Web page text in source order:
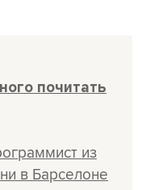
почитать
из
в Барселоне